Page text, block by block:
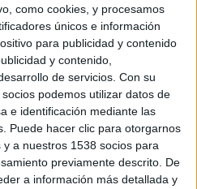
como cookies, y procesamos
únicos e información
para publicidad y contenido
y contenido,
de servicios. Con su
podemos utilizar datos de
e identificación mediante las
Puede hacer clic para otorgarnos
a nuestros 1538 socios para
previamente descrito. De
a información más detallada y